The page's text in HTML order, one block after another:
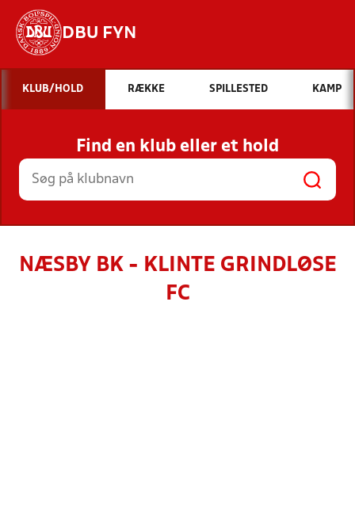
DBU FYN
Hvad vil du søge efter?
INDHOLD OG NYHEDER
STILLINGER, RESULTATER, KLUBBER OG
HOLD
KLUB/HOLD RÆKKE SPILLESTED KAMP
Find en klub eller et hold
NÆSBY BK - KLINTE GRINDLØSE
FC